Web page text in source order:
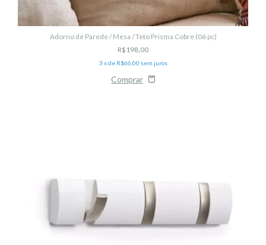
Adorno de Parede / Mesa / Teto Prisma Cobre (06 pc)
R$198,00
3 x de R$66,00 sem juros